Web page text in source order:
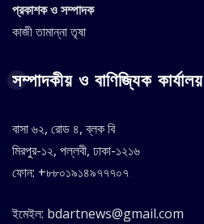
প্রকাশক ও সম্পাদক
কাজী তামান্না তৃষা
সম্পাদকীয় ও বাণিজ্যিক কার্যালয়
বাসা ৬২, রোড ৪, ব্লক বি
মিরপুর-১২, পল্লবী, ঢাকা-১২১৬
ফোন: +৮৮০১৯১৪৯৭৭৭০৭
ইমেইল: bdartnews@gmail.com